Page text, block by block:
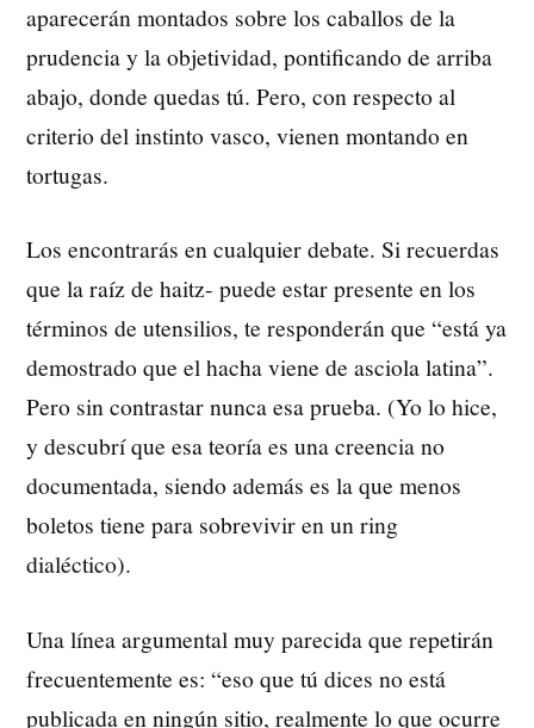
aparecerán montados sobre los caballos de la
prudencia y la objetividad, pontificando de arriba
abajo, donde quedas tú. Pero, con respecto al
criterio del instinto vasco, vienen montando en
tortugas.
Los encontrarás en cualquier debate. Si recuerdas
que la raíz de haitz- puede estar presente en los
términos de utensilios, te responderán que “está ya
demostrado que el hacha viene de asciola latina”.
Pero sin contrastar nunca esa prueba. (Yo lo hice,
y descubrí que esa teoría es una creencia no
documentada, siendo además es la que menos
boletos tiene para sobrevivir en un ring
dialéctico).
Una línea argumental muy parecida que repetirán
frecuentemente es: “eso que tú dices no está
publicada en ningún sitio, realmente lo que ocurre